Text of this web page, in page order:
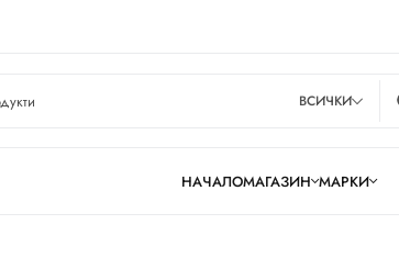
ВСИЧКИ
НАЧАЛОМАГАЗИН МАРКИ